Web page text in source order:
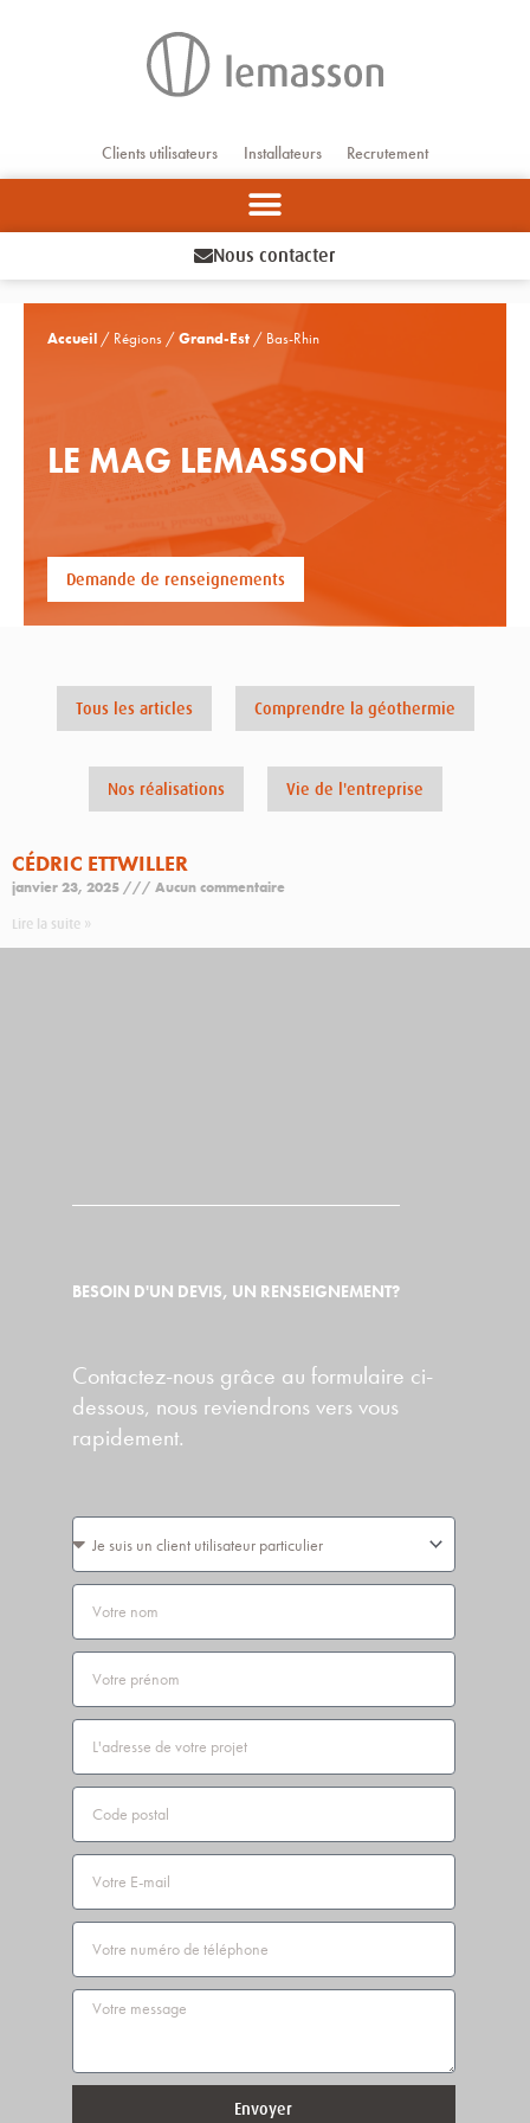
Clients utilisateurs Installateurs Recrutement
Nous contacter
Accueil / Régions /Grand-Est / Bas-Rhin
LE MAG LEMASSON
Demande de renseignements
Tous les articles Comprendre la géothermie
Nos réalisations Vie de l'entreprise
CÉDRIC ETTWILLER
janvier 23, 2025 Aucun commentaire
Lire la suite »
BESOIN D'UN DEVIS, UN RENSEIGNEMENT?
Contactez-nous grâce au formulaire ci-
dessous, nous reviendrons vers vous
rapidement.
Vous
êtes
Nom
Prénom
Adresse
Code
postal
Email
Téléphone
Message
Envoyer